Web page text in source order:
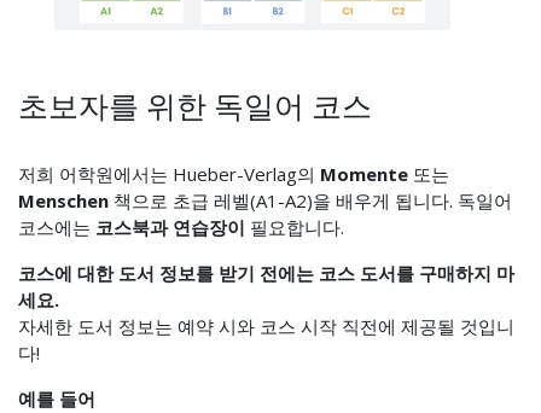
초보자를 위한 독일어 코스
저희 어학원에서는 Hueber-Verlag의 Momente 또는
Menschen 책으로 초급 레벨(A1-A2)을 배우게 됩니다. 독일어
코스에는 코스북과 연습장이 필요합니다.
코스에 대한 도서 정보를 받기 전에는 코스 도서를 구매하지 마
세요.
자세한 도서 정보는 예약 시와 코스 시작 직전에 제공될 것입니
다!
예를 들어